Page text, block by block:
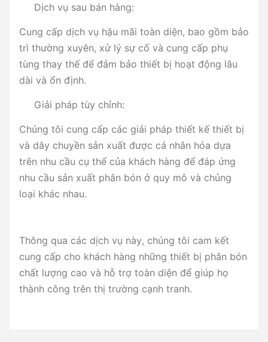
Dịch vụ sau bán hàng:
Cung cấp dịch vụ hậu mãi toàn diện, bao gồm bảo
trì thường xuyên, xử lý sự cố và cung cấp phụ
tùng thay thế để đảm bảo thiết bị hoạt động lâu
dài và ổn định.
Giải pháp tùy chỉnh:
Chúng tôi cung cấp các giải pháp thiết kế thiết bị
và dây chuyền sản xuất được cá nhân hóa dựa
trên nhu cầu cụ thể của khách hàng để đáp ứng
nhu cầu sản xuất phân bón ở quy mô và chủng
loại khác nhau.
Thông qua các dịch vụ này, chúng tôi cam kết
cung cấp cho khách hàng những thiết bị phân bón
chất lượng cao và hỗ trợ toàn diện để giúp họ
thành công trên thị trường cạnh tranh.